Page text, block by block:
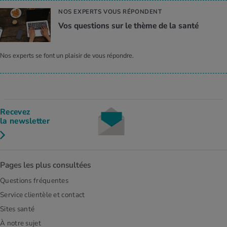
NOS EXPERTS VOUS RÉPONDENT
Vos ques­tions sur le thème de la santé
Nos experts se font un plaisir de vous répondre.
Recevez
la newsletter
Pages les plus consultées
Questions fréquentes
Service clientèle et contact
Sites santé
À notre sujet